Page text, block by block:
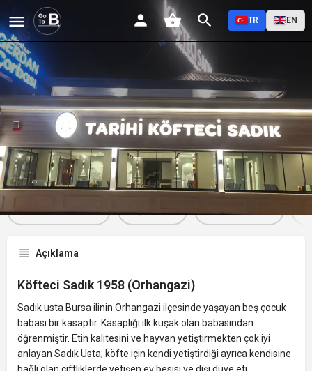
TR EN
Köfteci Sadık 1958 (Orhangazi)
Profil Yorumlar Etkinlikler 0 Jobs
Favorilere Ekle Paylaş Yorum Yap
Açıklama
Köfteci Sadık 1958 (Orhangazi)
Sadık usta Bursa ilinin Orhangazi ilçesinde yaşayan beş çocuk
babası bir kasaptır. Kasaplığı ilk kuşak olan babasından
öğrenmiştir. Etin kalitesini ve hayvan yetiştirmekten çok iyi
anlayan Sadık Usta; köfte için kendi yetiştirdiği ayrıca kendisine
bağlı olan çiftliklerde yetişen ev besisi ve dişi düve eti